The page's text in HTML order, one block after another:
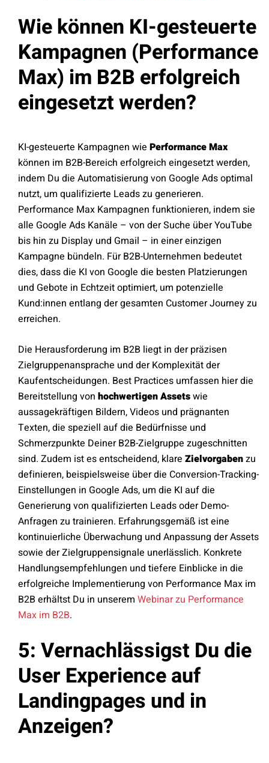
Wie können KI-gesteuerte
Kampagnen (Performance
Max) im B2B erfolgreich
eingesetzt werden?
KI-gesteuerte Kampagnen wie Performance Max
können im B2B-Bereich erfolgreich eingesetzt werden,
indem Du die Automatisierung von Google Ads optimal
nutzt, um qualifizierte Leads zu generieren.
Performance Max Kampagnen funktionieren, indem sie
alle Google Ads Kanäle – von der Suche über YouTube
bis hin zu Display und Gmail – in einer einzigen
Kampagne bündeln. Für B2B-Unternehmen bedeutet
dies, dass die KI von Google die besten Platzierungen
und Gebote in Echtzeit optimiert, um potenzielle
Kund:innen entlang der gesamten Customer Journey zu
erreichen.
Die Herausforderung im B2B liegt in der präzisen
Zielgruppenansprache und der Komplexität der
Kaufentscheidungen. Best Practices umfassen hier die
Bereitstellung von hochwertigen Assetswie
aussagekräftigen Bildern, Videos und prägnanten
Texten, die speziell auf die Bedürfnisse und
Schmerzpunkte Deiner B2B-Zielgruppe zugeschnitten
sind. Zudem ist es entscheidend, klare Zielvorgabenzu
definieren, beispielsweise über die Conversion-Tracking-
Einstellungen in Google Ads, um die KI auf die
Generierung von qualifizierten Leads oder Demo-
Anfragen zu trainieren. Erfahrungsgemäß ist eine
kontinuierliche Überwachung und Anpassung der Assets
sowie der Zielgruppensignale unerlässlich. Konkrete
Handlungsempfehlungen und tiefere Einblicke in die
erfolgreiche Implementierung von Performance Max im
B2B erhältst Du in unserem Webinar zu Performance
Max im B2B.
5: Vernachlässigst Du die
User Experience auf
Landingpages und in
Anzeigen?